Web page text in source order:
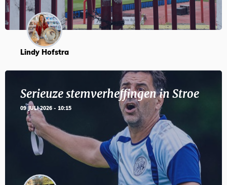
Lindy Hofstra
Serieuze stemverheffingen in Stroe
09 JULI 2026 - 10:15